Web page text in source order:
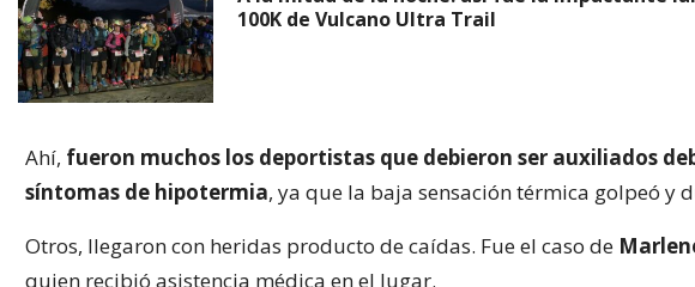
100K de Vulcano Ultra Trail
Ahí, fueron muchos los deportistas que debieron ser auxiliados
síntomas de hipotermia, ya que la baja sensación térmica golpeó y
Otros, llegaron con heridas producto de caídas. Fue el caso de
quien recibió asistencia médica en el lugar.